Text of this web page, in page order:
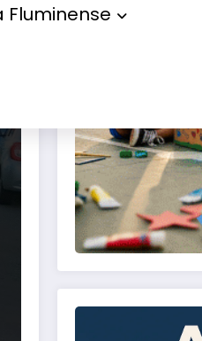
Fluminense